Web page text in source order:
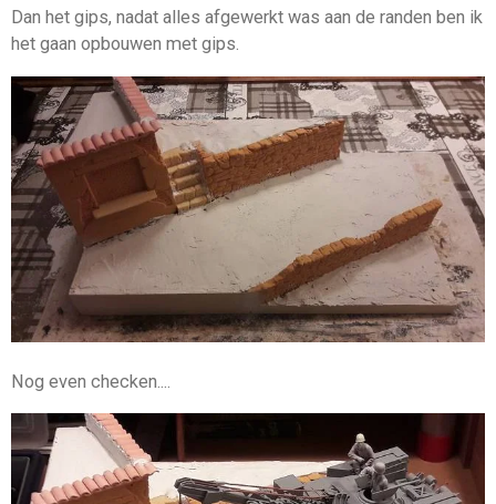
Dan het gips, nadat alles afgewerkt was aan de randen ben ik
het gaan opbouwen met gips.
Nog even checken....